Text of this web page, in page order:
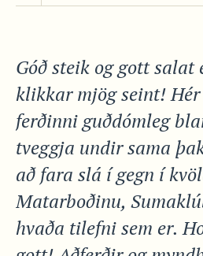
Góð steik og gott salat
klikkar mjög seint!
ferðinni guðdómleg
tveggja undir sama
að fara slá í gegn í
Matarboðinu,
hvaða tilefni sem er.